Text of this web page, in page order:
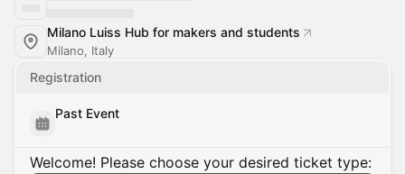
Milano Luiss Hub for makers and students
Milano, Italy
Registration
Past Event
Welcome! Please choose your desired ticket type: